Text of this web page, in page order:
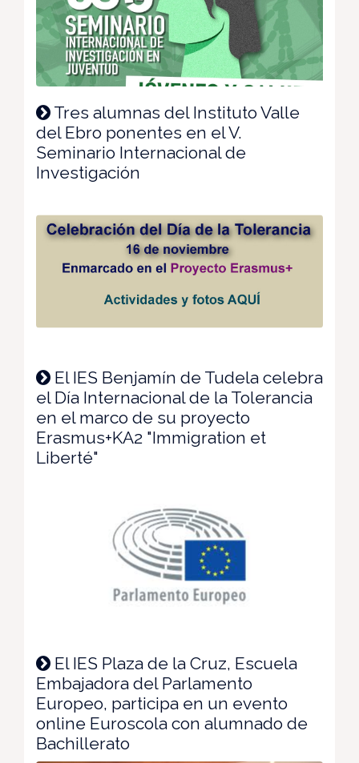
Tres alumnas del Instituto Valle
del Ebro ponentes en el V.
Seminario Internacional de
Investigación
El IES Benjamín de Tudela celebra
el Día Internacional de la Tolerancia
en el marco de su proyecto
Erasmus+KA2 "Immigration et
Liberté"
El IES Plaza de la Cruz, Escuela
Embajadora del Parlamento
Europeo, participa en un evento
online Euroscola con alumnado de
Bachillerato